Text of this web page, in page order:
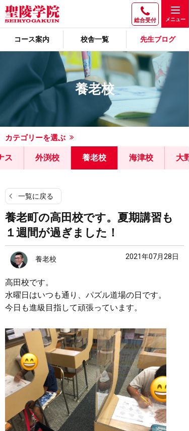
総合受付
コース案内 校舎一覧 先生ブログ
養老校
カテゴリーを選ぶ
ス 外渕校 養老校 海津校 大
一覧に戻る
養老町の高田校です。夏期講習も
１週間が過ぎました！
養老校 2021年07月28日
高田校です。
水曜日はいつも通り、パズル道場の日です。
今日も進級目指して頑張っています。